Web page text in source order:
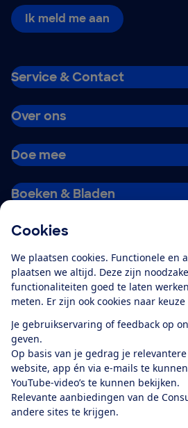
Cookies
We plaatsen cookies. Functionele en
plaatsen we altijd. Deze zijn
functionaliteiten goed te laten
meten. Er zijn ook cookies naar keuze
Je gebruikservaring of feedback op
geven.
Op basis van je gedrag je
website, app én via e-mails te
YouTube-video’s te kunnen bekijken.
Relevante aanbiedingen van de
andere sites te krijgen.
Ik meld me aan
Service & Contact
Over ons
Doe mee
Boeken & Bladen
Alles over de
app
Algemene Voorwaarden
Cookiebeleid
Privacyvoorkeuren
Toegankelijkheid